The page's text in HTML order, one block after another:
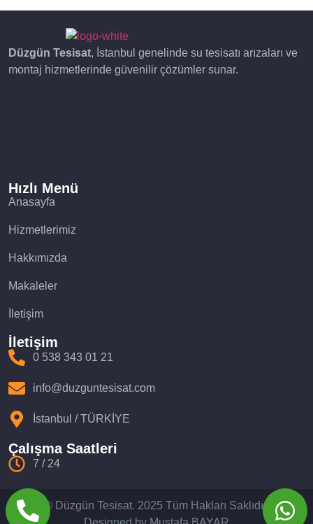
Düzgün Tesisat, İstanbul genelinde su tesisatı arızaları ve
montaj hizmetlerinde güvenilir çözümler sunar.
Hızlı Menü
Anasayfa
Hizmetlerimiz
Hakkımızda
Makaleler
İletişim
İletişim
0 538 343 01 21
info@duzguntesisat.com
İstanbul / TÜRKİYE
Çalışma Saatleri
7 / 24
© Düzgün Tesisat. 2025 Tüm Hakları Saklıdır.